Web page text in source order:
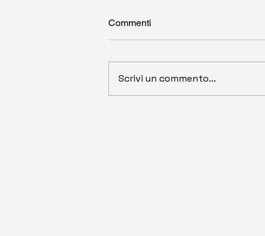
Documenti Commerciali
Commenti
Scrivi un commento...